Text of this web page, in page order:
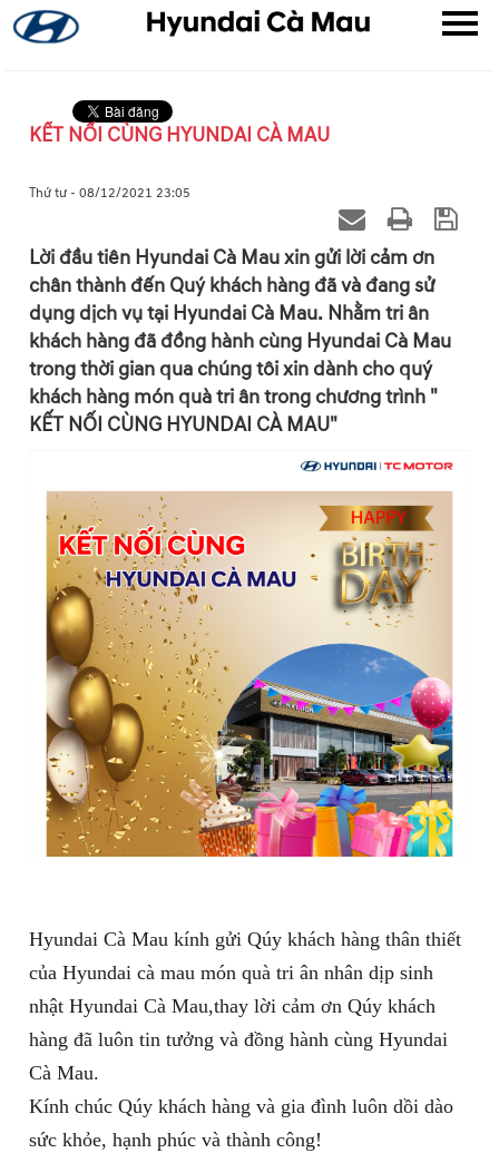
KẾT NỐI CÙNG HYUNDAI CÀ MAU
Thứ tư - 08/12/2021 23:05
Lời đầu tiên Hyundai Cà Mau xin gửi lời cảm ơn
chân thành đến Quý khách hàng đã và đang sử
dụng dịch vụ tại Hyundai Cà Mau. Nhằm tri ân
khách hàng đã đồng hành cùng Hyundai Cà Mau
trong thời gian qua chúng tôi xin dành cho quý
khách hàng món quà tri ân trong chương trình "
KẾT NỐI CÙNG HYUNDAI CÀ MAU"
Hyundai Cà Mau kính gửi Qúy khách hàng thân thiết
của Hyundai cà mau món quà tri ân nhân dịp sinh
nhật Hyundai Cà Mau,thay lời cảm ơn Qúy khách
hàng đã luôn tin tưởng và đồng hành cùng Hyundai
Cà Mau.
Kính chúc Qúy khách hàng và gia đình luôn dồi dào
sức khỏe, hạnh phúc và thành công!